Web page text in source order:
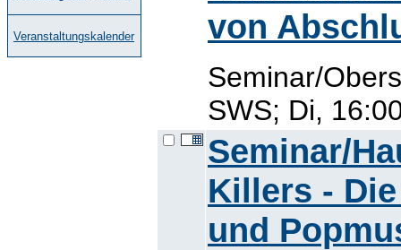
Veranstaltungskalender
von
Seminar/
SWS; Di,
Seminar/
Killers -
und